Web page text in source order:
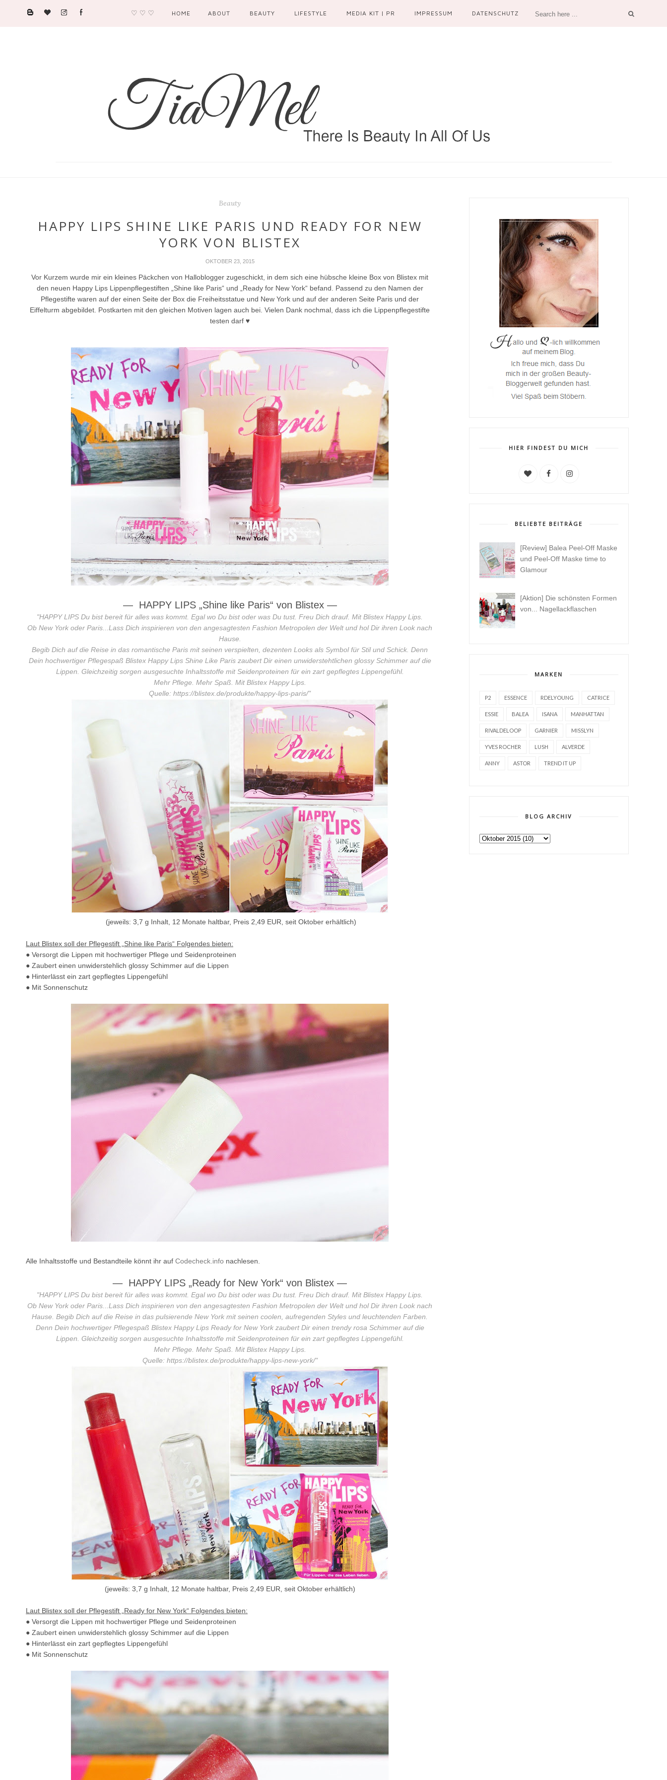
♡ ♡ ♡ HOME ABOUT BEAUTY LIFESTYLE MEDIA KIT | PR IMPRESSUM DATENSCHUTZ
Beauty
HAPPY LIPS SHINE LIKE PARIS UND READY FOR NEW
YORK VON BLISTEX
OKTOBER 23, 2015
Vor Kurzem wurde mir ein kleines Päckchen von Halloblogger zugeschickt, in dem sich eine hübsche kleine Box von Blistex mit
den neuen Happy Lips Lippenpflegestiften „Shine like Paris“ und „Ready for New York“ befand. Passend zu den Namen der
Pflegestifte waren auf der einen Seite der Box die Freiheitsstatue und New York und auf der anderen Seite Paris und der
Eiffelturm abgebildet. Postkarten mit den gleichen Motiven lagen auch bei. Vielen Dank nochmal, dass ich die Lippenpflegestifte
testen darf ♥
— HAPPY LIPS „Shine like Paris“ von Blistex —
"HAPPY LIPS Du bist bereit für alles was kommt. Egal wo Du bist oder was Du tust. Freu Dich drauf. Mit Blistex Happy Lips.
Ob New York oder Paris...Lass Dich inspirieren von den angesagtesten Fashion Metropolen der Welt und hol Dir ihren Look nach
Hause.
Begib Dich auf die Reise in das romantische Paris mit seinen verspielten, dezenten Looks als Symbol für Stil und Schick. Denn
Dein hochwertiger Pflegespaß Blistex Happy Lips Shine Like Paris zaubert Dir einen unwiderstehtlichen glossy Schimmer auf die
Lippen. Gleichzeitig sorgen ausgesuchte Inhaltsstoffe mit Seidenproteinen für ein zart gepflegtes Lippengefühl.
Mehr Pflege. Mehr Spaß. Mit Blistex Happy Lips.
Quelle:https://blistex.de/produkte/happy-lips-paris/"
(jeweils: 3,7 g Inhalt, 12 Monate haltbar, Preis 2,49 EUR, seit Oktober erhältlich)
Laut Blistex soll der Pflegestift „Shine like Paris“ Folgendes bieten:
● Versorgt die Lippen mit hochwertiger Pflege und Seidenproteinen
● Zaubert einen unwiderstehlich glossy Schimmer auf die Lippen
● Hinterlässt ein zart gepflegtes Lippengefühl
● Mit Sonnenschutz
Alle Inhaltsstoffe und Bestandteile könnt ihr auf Codecheck.info nachlesen.
— HAPPY LIPS „Ready for New York“ von Blistex —
"HAPPY LIPS Du bist bereit für alles was kommt. Egal wo Du bist oder was Du tust. Freu Dich drauf. Mit Blistex Happy Lips.
Ob New York oder Paris...Lass Dich inspirieren von den angesagtesten Fashion Metropolen der Welt und hol Dir ihren Look nach
Hause. Begib Dich auf die Reise in das pulsierende New York mit seinen coolen, aufregenden Styles und leuchtenden Farben.
Denn Dein hochwertiger Pflegespaß Blistex Happy Lips Ready for New York zaubert Dir einen trendy rosa Schimmer auf die
Lippen. Gleichzeitig sorgen ausgesuchte Inhaltsstoffe mit Seidenproteinen für ein zart gepflegtes Lippengefühl.
Mehr Pflege. Mehr Spaß. Mit Blistex Happy Lips.
Quelle: https://blistex.de/produkte/happy-lips-new-york/"
(jeweils: 3,7 g Inhalt, 12 Monate haltbar, Preis 2,49 EUR, seit Oktober erhältlich)
Laut Blistex soll der Pflegestift „Ready for New York“ Folgendes bieten:
● Versorgt die Lippen mit hochwertiger Pflege und Seidenproteinen
● Zaubert einen unwiderstehlich glossy Schimmer auf die Lippen
● Hinterlässt ein zart gepflegtes Lippengefühl
● Mit Sonnenschutz
HIER FINDEST DU MICH
BELIEBTE BEITRÄGE
[Review] Balea Peel-Off Maske
und Peel-Off Maske time to
Glamour
[Aktion] Die schönsten Formen
von... Nagellackflaschen
MARKEN
P2 ESSENCE RDELYOUNG CATRICE
ESSIE BALEA ISANA MANHATTAN
RIVALDELOOP GARNIER MISSLYN
YVES ROCHER LUSH ALVERDE
ANNY ASTOR TREND IT UP
BLOG ARCHIV